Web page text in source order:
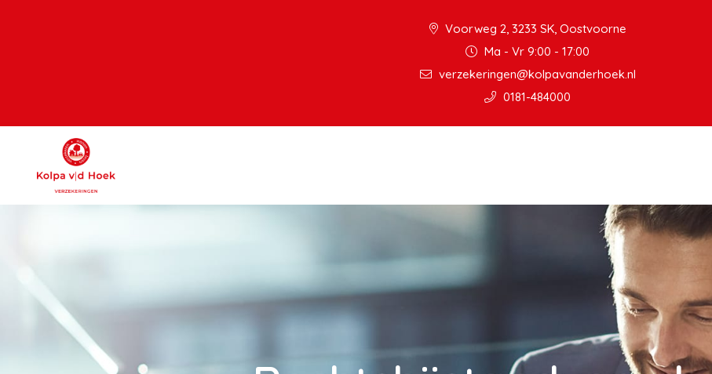
Voorweg 2, 3233 SK, Oostvoorne
Ma - Vr 9:00 - 17:00
verzekeringen@kolpavanderhoek.nl
0181-484000